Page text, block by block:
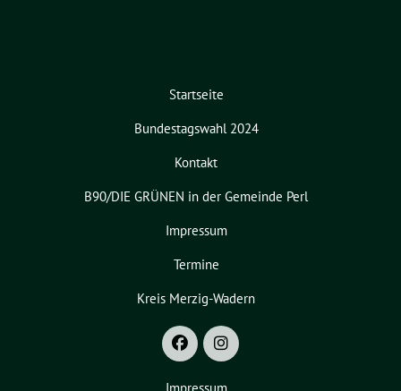
Startseite
Bundestagswahl 2024
Kontakt
B90/DIE GRÜNEN in der Gemeinde Perl
Impressum
Termine
Kreis Merzig-Wadern